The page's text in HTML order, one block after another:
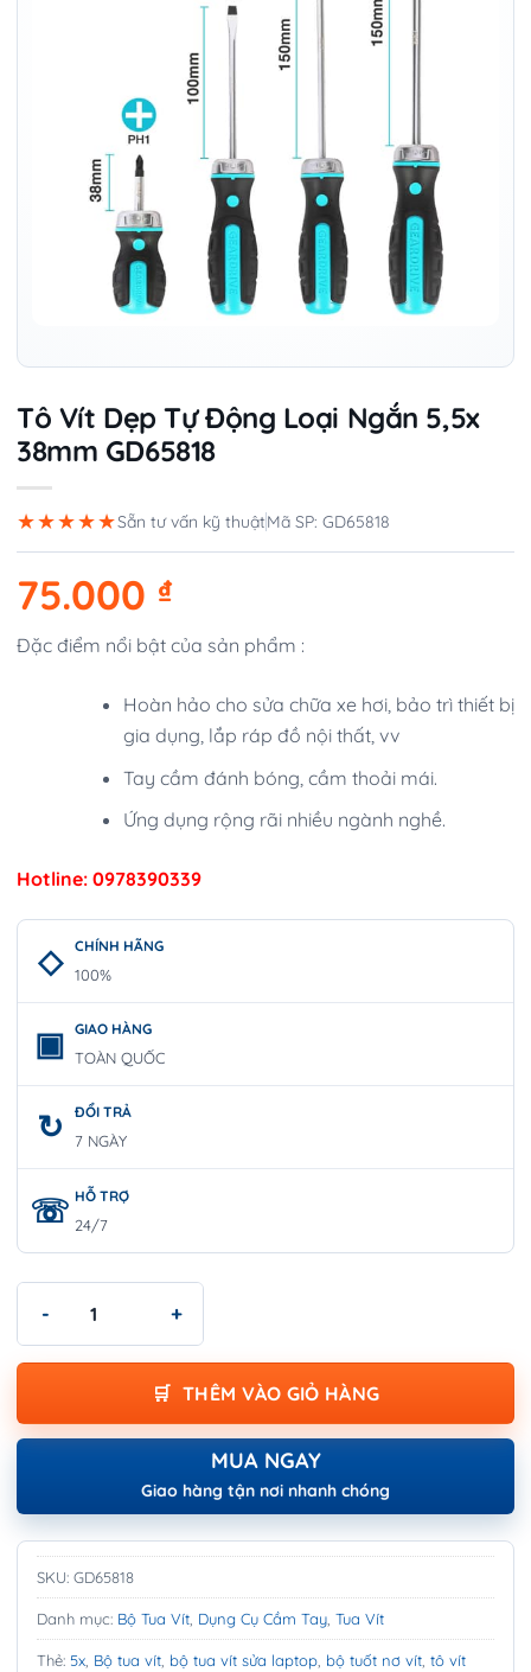
Tô Vít Dẹp Tự Động Loại Ngắn 5,5x
38mm GD65818
★★★★★Sẵn tư vấn kỹ thuậtMã SP: GD65818
75.000 ₫
Đặc điểm nổi bật của sản phẩm :
Hoàn hảo cho sửa chữa xe hơi, bảo trì thiết bị
gia dụng, lắp ráp đồ nội thất, vv
Tay cầm đánh bóng, cầm thoải mái.
Ứng dụng rộng rãi nhiều ngành nghề.
Hotline: 0978390339
CHÍNH HÃNG
100%
GIAO HÀNG
TOÀN QUỐC
ĐỔI TRẢ
7 NGÀY
HỖ TRỢ
24/7
THÊM VÀO GIỎ HÀNG
MUA NGAY
Giao hàng tận nơi nhanh chóng
SKU: GD65818
Danh mục: Bộ Tua Vít Dụng Cụ Cầm Tay Tua Vít
Thẻ: 5x Bộ tua vít bộ tua vít sửa laptop bộ tuốt nơ vít tô vít